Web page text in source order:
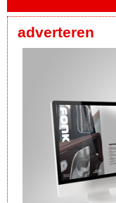
adverteren